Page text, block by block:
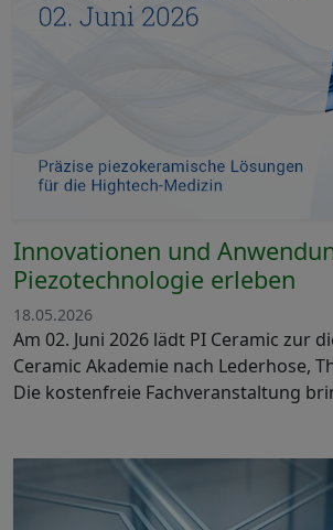
Innovationen und
Piezotechnologie erleben
18.05.2026
Am 02. Juni 2026 lädt PI Ceramic zur
Ceramic Akademie nach Lederhose,
Die kostenfreie Fachveranstaltung